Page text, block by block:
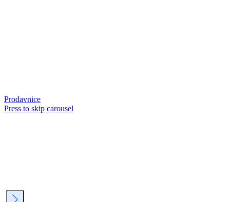
Prodavnice
Press to skip carousel